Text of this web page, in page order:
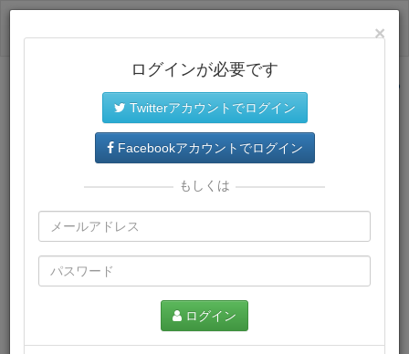
サイトトップに戻る
プレミアム会員では、教材がダウンロードでき、快適な動画
再生環境が提供されます。
×
ログインが必要です
Twitterアカウントでログイン
Facebookアカウントでログイン
もしくは
ログイン